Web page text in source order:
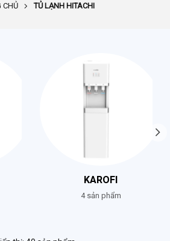
CHỦ TỦ LẠNH HITACHI
KAROFI
4 sản phẩm